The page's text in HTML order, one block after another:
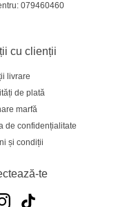
cu clienții
livrare
de plată
marfă
de confidențialitate
și condiții
079460460
te